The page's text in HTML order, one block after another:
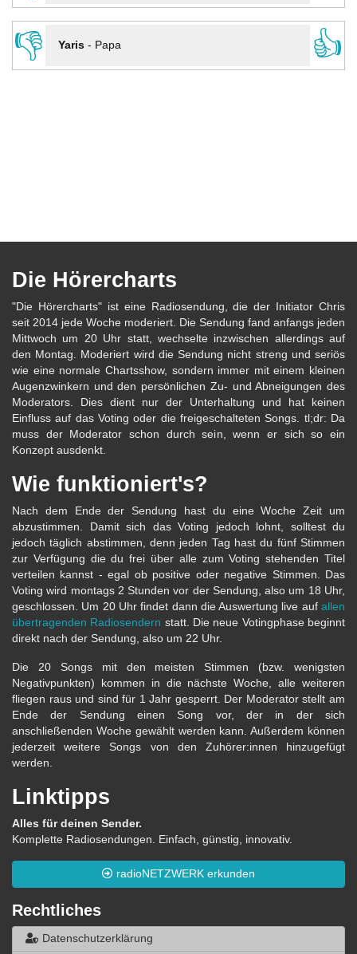
👎
Yaris- Papa 👍
Die Hörercharts
"Die Hörercharts" ist eine Radiosendung, die der Initiator Chris
seit 2014 jede Woche moderiert. Die Sendung fand anfangs jeden
Mittwoch um 20 Uhr statt, wechselte inzwischen allerdings auf
den Montag. Moderiert wird die Sendung nicht streng und seriös
wie eine normale Chartsshow, sondern immer mit einem kleinen
Augenzwinkern und den persönlichen Zu- und Abneigungen des
Moderators. Dies dient nur der Unterhaltung und hat keinen
Einfluss auf das Voting oder die freigeschalteten Songs. tl;dr: Da
muss der Moderator schon durch sein, wenn er sich so ein
Konzept ausdenkt.
Wie funktioniert's?
Nach dem Ende der Sendung hast du eine Woche Zeit um
abzustimmen. Damit sich das Voting jedoch lohnt, solltest du
jedoch täglich abstimmen, denn jeden Tag hast du fünf Stimmen
zur Verfügung die du frei über alle zum Voting stehenden Titel
verteilen kannst - egal ob positive oder negative Stimmen. Das
Voting wird montags 2 Stunden vor der Sendung, also um 18 Uhr,
geschlossen. Um 20 Uhr findet dann die Auswertung live auf allen
übertragenden Radiosendern statt. Die neue Votingphase beginnt
direkt nach der Sendung, also um 22 Uhr.
Die 20 Songs mit den meisten Stimmen (bzw. wenigsten
Negativpunkten) kommen in die nächste Woche, alle weiteren
fliegen raus und sind für 1 Jahr gesperrt. Der Moderator stellt am
Ende der Sendung einen Song vor, der in der sich
anschließenden Woche gewählt werden kann. Außerdem können
jederzeit weitere Songs von den Zuhörer:innen hinzugefügt
werden.
Linktipps
Alles für deinen Sender.
Komplette Radiosendungen. Einfach, günstig, innovativ.
radioNETZWERK erkunden
Rechtliches
Datenschutzerklärung